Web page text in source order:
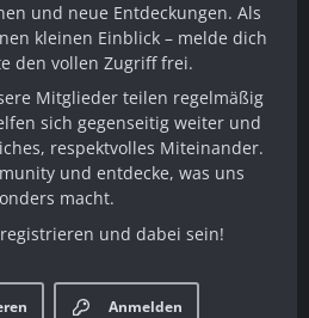
und neue Entdeckungen. Als
kleinen Einblick – melde dich
den vollen Zugriff frei.
Mitglieder teilen regelmäßig
sich gegenseitig weiter und
respektvolles Miteinander.
und entdecke, was uns
macht.
und dabei sein!
Anmelden